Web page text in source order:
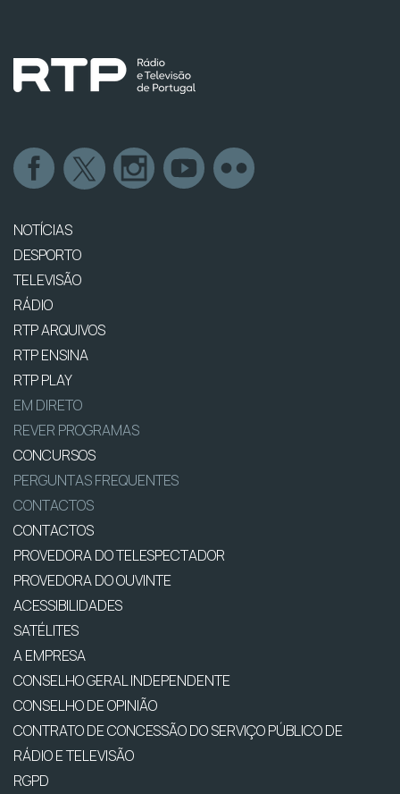
NOTÍCIAS
DESPORTO
TELEVISÃO
RÁDIO
RTP ARQUIVOS
RTP ENSINA
RTP PLAY
EM DIRETO
REVER PROGRAMAS
CONCURSOS
PERGUNTAS FREQUENTES
CONTACTOS
CONTACTOS
PROVEDORA DO TELESPECTADOR
PROVEDORA DO OUVINTE
ACESSIBILIDADES
SATÉLITES
A EMPRESA
CONSELHO GERAL INDEPENDENTE
CONSELHO DE OPINIÃO
CONTRATO DE CONCESSÃO DO SERVIÇO PÚBLICO DE
RÁDIO E TELEVISÃO
RGPD